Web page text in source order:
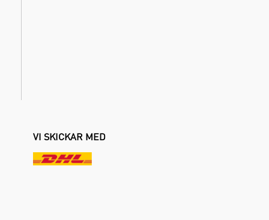
VI SKICKAR MED